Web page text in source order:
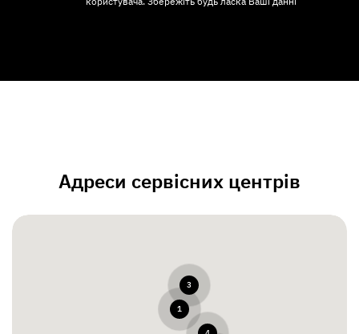
Адреси сервісних центрів
1
3